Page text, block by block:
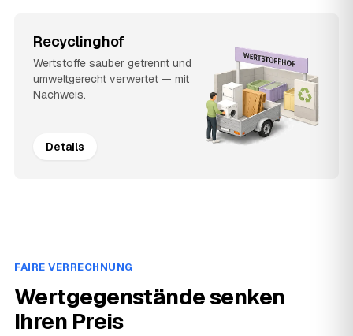
Recyclinghof
Wertstoffe sauber getrennt und
umweltgerecht verwertet — mit
Nachweis.
Details
FAIRE VERRECHNUNG
Wertgegenstände senken
Ihren Preis